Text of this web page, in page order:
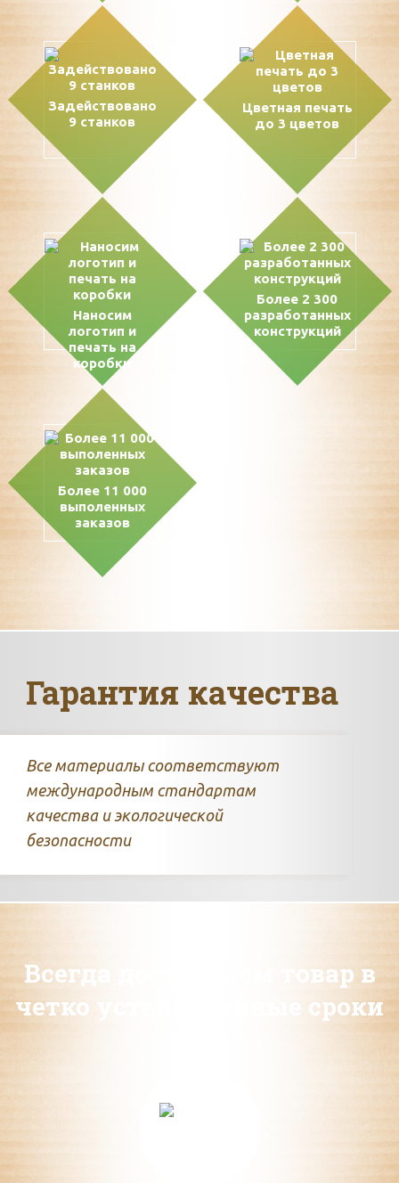
Задействовано
9 станков
Цветная печать
до 3 цветов
Наносим
логотип и
печать на
коробки
Более 2 300
разработанных
конструкций
Более 11 000
выполенных
заказов
Гарантия качества
Все материалы соответствуют
международным стандартам
качества и экологической
безопасности
Всегда доставляем товар в
четко установленные сроки